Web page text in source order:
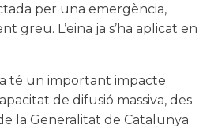
per una emergència,
greu. L’eina ja s’ha aplicat en
té un important impacte
de difusió massiva, des
la Generalitat de Catalunya